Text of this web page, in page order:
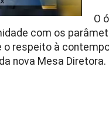
O
com os
o respeito à
nova Mesa Diretora.